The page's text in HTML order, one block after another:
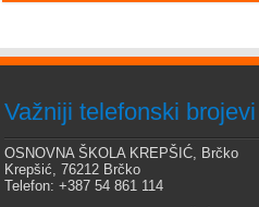
Važniji telefonski brojevi
OSNOVNA ŠKOLA KREPŠIĆ, Brčko
Krepšić, 76212 Brčko
Telefon: +387 54 861 114